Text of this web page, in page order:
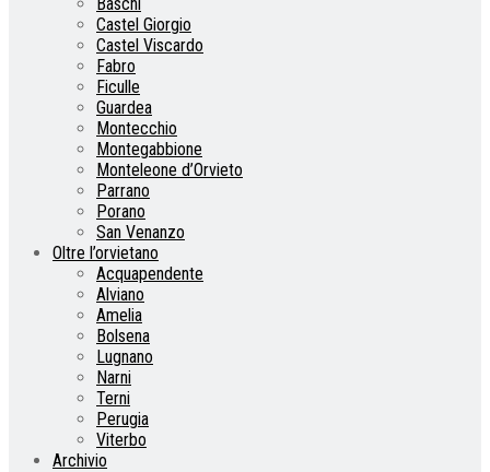
Castel Giorgio
Castel Viscardo
Fabro
Ficulle
Guardea
Montecchio
Montegabbione
Monteleone d’Orvieto
Parrano
Porano
San Venanzo
Oltre l’orvietano
Acquapendente
Alviano
Amelia
Bolsena
Lugnano
Narni
Terni
Perugia
Viterbo
Archivio